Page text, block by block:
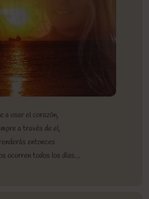
a usar el corazón,
a través de el,
entonces
ocurren todos los días…